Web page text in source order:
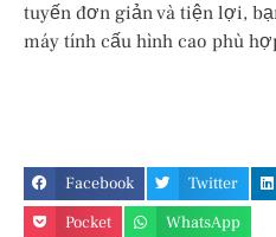
tuyến đơn giản và tiện lợi,
máy tính cấu hình cao phù
Facebook Twitter
Pocket
WhatsApp